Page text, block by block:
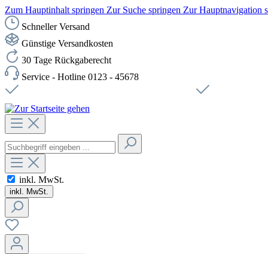
Zum Hauptinhalt springen Zur Suche springen Zur Hauptnavigation
Schneller Versand
Günstige Versandkosten
30 Tage Rückgaberecht
Service - Hotline 0123 - 45678
inkl. MwSt.
inkl. MwSt.